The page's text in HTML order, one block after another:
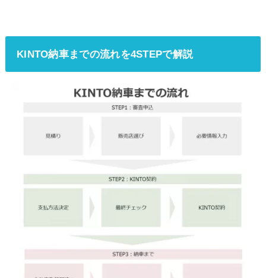
KINTO納車までの流れを4STEPで解説